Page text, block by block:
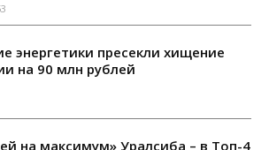
энергетики пресекли хищение
на 90 млн рублей
на максимум» Уралсиба – в Топ-4